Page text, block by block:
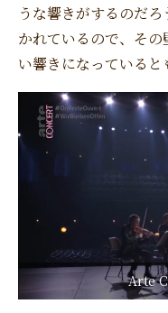
うな響きがするのだ
かれているので、そ
い響きになっていると
Arte